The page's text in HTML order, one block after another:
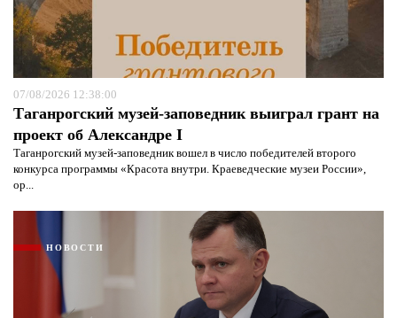
07/08/2026 12:38:00
Таганрогский музей-заповедник выиграл грант на
проект об Александре I
Таганрогский музей-заповедник вошел в число победителей второго
конкурса программы «Красота внутри. Краеведческие музеи России»,
ор...
НОВОСТИ